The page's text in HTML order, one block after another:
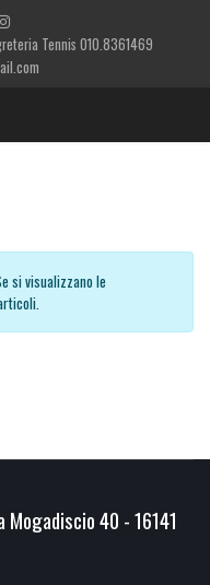
Tennis 010.8361469
si visualizzano le
Mogadiscio 40 - 16141